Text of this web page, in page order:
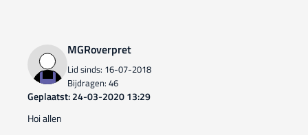
MGRoverpret
Lid sinds: 16-07-2018
Bijdragen: 46
Geplaatst: 24-03-2020 13:29
Hoi allen